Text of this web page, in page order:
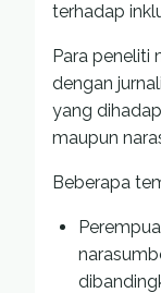
terhadap
Para peneliti
dengan
yang
maupun
Beberapa